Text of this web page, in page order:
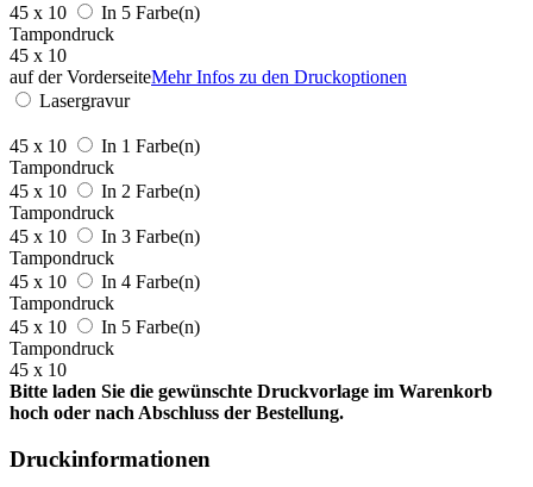
45 x 10
In 5 Farbe(n)
Tampondruck
45 x 10
auf der VorderseiteMehr Infos zu den Druckoptionen
Lasergravur
45 x 10
In 1 Farbe(n)
Tampondruck
45 x 10
In 2 Farbe(n)
Tampondruck
45 x 10
In 3 Farbe(n)
Tampondruck
45 x 10
In 4 Farbe(n)
Tampondruck
45 x 10
In 5 Farbe(n)
Tampondruck
45 x 10
Bitte laden Sie die gewünschte Druckvorlage im Warenkorb
hoch oder nach Abschluss der Bestellung.
Druckinformationen